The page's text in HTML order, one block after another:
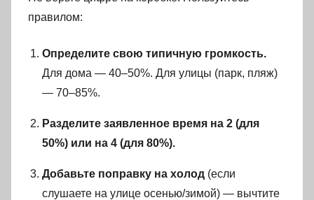
правилом:
Определите свою типичную громкость.
Для дома — 40–50%. Для улицы (парк, пляж)
— 70–85%.
Разделите заявленное время на 2 (для
50%) или на 4 (для 80%).
Добавьте поправку на холод (если
слушаете на улице осенью/зимой) — вычтите